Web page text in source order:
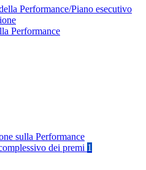
Performance/Piano esecutivo
Performance
sulla Performance
dei premi 1